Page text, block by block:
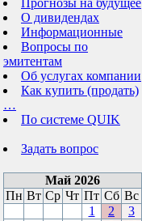
Прогнозы на будущее
О дивидендах
Информационные
Вопросы по
эмитентам
Об услугах компании
Как купить (продать)
…
По системе QUIK
Задать вопрос
Май 2026
Пн Вт Ср Чт Пт Сб Вс
1
2
3